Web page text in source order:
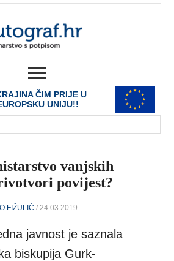
ČIM PRIJE U
UNIJU!!
vanjskih
povijest?
FIŽULIĆ / 24.03.2019.
javnost je saznala
biskupija Gurk-